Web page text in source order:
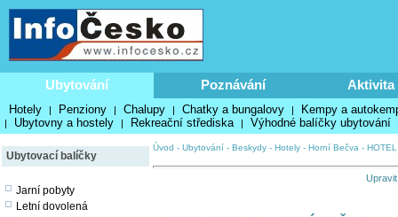
Ubytování Poznávání Aktivita
Hotely | Penziony | Chalupy | Chatky a bungalovy | Kempy a
| Ubytovny a hostely | Rekreační střediska | Výhodné balíčky ubytování
Ubytovací balíčky
Jarní pobyty
Letní dovolená
Úvod - Ubytování - Beskydy - Hotely - Horní Bečva -